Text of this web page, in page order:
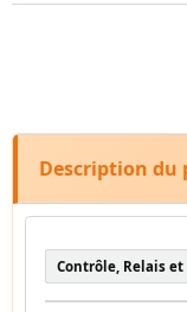
Description du
Contrôle, Relais